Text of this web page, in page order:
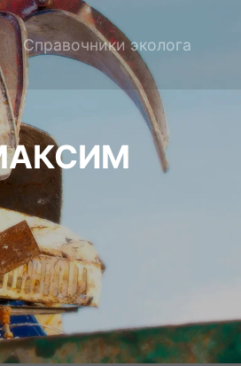
Справочники эколога